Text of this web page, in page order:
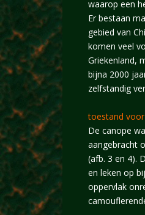
waarop een
Er bestaan
gebied van
komen veel
Griekenland,
bijna 2000
zelfstandig
toestand
De canope
aangebracht
(afb. 3 en 4).
en leken op
oppervlak